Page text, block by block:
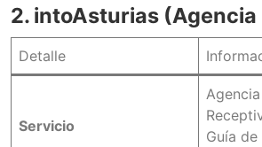
2. intoAsturias (Agencia
Detalle
Servicio
Guía